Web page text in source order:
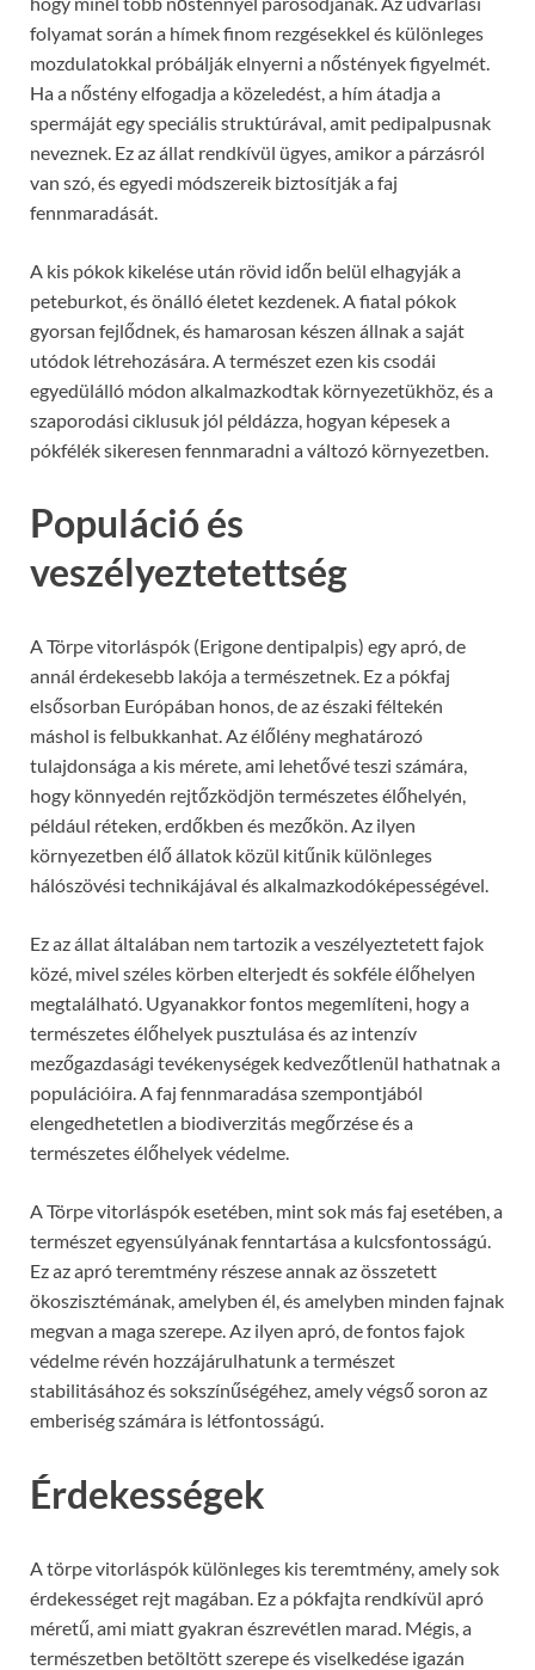
folyamat során a hímek finom rezgésekkel és különleges
mozdulatokkal próbálják elnyerni a nőstények figyelmét.
Ha a nőstény elfogadja a közeledést, a hím átadja a
spermáját egy speciális struktúrával, amit pedipalpusnak
neveznek. Ez az állat rendkívül ügyes, amikor a párzásról
van szó, és egyedi módszereik biztosítják a faj
fennmaradását.
A kis pókok kikelése után rövid időn belül elhagyják a
peteburkot, és önálló életet kezdenek. A fiatal pókok
gyorsan fejlődnek, és hamarosan készen állnak a saját
utódok létrehozására. A természet ezen kis csodái
egyedülálló módon alkalmazkodtak környezetükhöz, és a
szaporodási ciklusuk jól példázza, hogyan képesek a
pókfélék sikeresen fennmaradni a változó környezetben.
Populáció és
veszélyeztetettség
A Törpe vitorláspók (Erigone dentipalpis) egy apró, de
annál érdekesebb lakója a természetnek. Ez a pókfaj
elsősorban Európában honos, de az északi féltekén
máshol is felbukkanhat. Az élőlény meghatározó
tulajdonsága a kis mérete, ami lehetővé teszi számára,
hogy könnyedén rejtőzködjön természetes élőhelyén,
például réteken, erdőkben és mezőkön. Az ilyen
környezetben élő állatok közül kitűnik különleges
hálószövési technikájával és alkalmazkodóképességével.
Ez az állat általában nem tartozik a veszélyeztetett fajok
közé, mivel széles körben elterjedt és sokféle élőhelyen
megtalálható. Ugyanakkor fontos megemlíteni, hogy a
természetes élőhelyek pusztulása és az intenzív
mezőgazdasági tevékenységek kedvezőtlenül hathatnak a
populációira. A faj fennmaradása szempontjából
elengedhetetlen a biodiverzitás megőrzése és a
természetes élőhelyek védelme.
A Törpe vitorláspók esetében, mint sok más faj esetében, a
természet egyensúlyának fenntartása a kulcsfontosságú.
Ez az apró teremtmény részese annak az összetett
ökoszisztémának, amelyben él, és amelyben minden fajnak
megvan a maga szerepe. Az ilyen apró, de fontos fajok
védelme révén hozzájárulhatunk a természet
stabilitásához és sokszínűségéhez, amely végső soron az
emberiség számára is létfontosságú.
Érdekességek
A törpe vitorláspók különleges kis teremtmény, amely sok
érdekességet rejt magában. Ez a pókfajta rendkívül apró
méretű, ami miatt gyakran észrevétlen marad. Mégis, a
természetben betöltött szerepe és viselkedése igazán